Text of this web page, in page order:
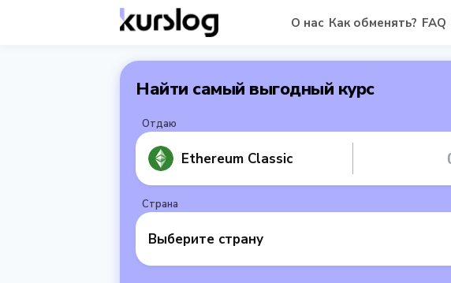
О нас Как обменять? FAQ
Найти самый выгодный курс
Отдаю
Ethereum Classic
Страна
Выберите страну